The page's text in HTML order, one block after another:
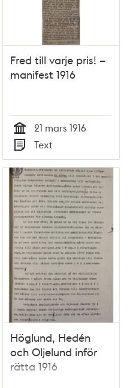
Fred till varje pris! –
manifest 1916
Tid
21 mars 1916
Typ
Text
Höglund, Hedén
och Oljelund inför
rätta 1916